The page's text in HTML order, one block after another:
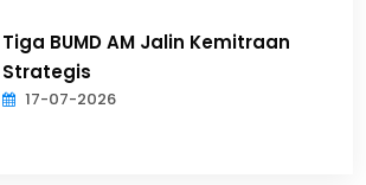
Tiga BUMD AM Jalin Kemitraan
Strategis
17-07-2026